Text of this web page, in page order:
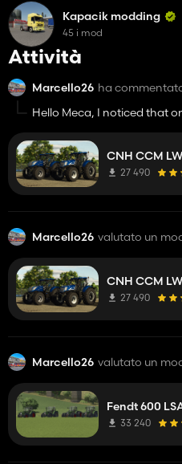
Attività
Marcello26 ha
Hello Meca, I noticed that
that shines to the side.
overlooked. Regards Marcel.
CNH CCM
27 490
Marcello26 valutato un
CNH CCM
27 490
Marcello26 valutato un
Fendt 600
33 240
Kapacik modding
45 i mod